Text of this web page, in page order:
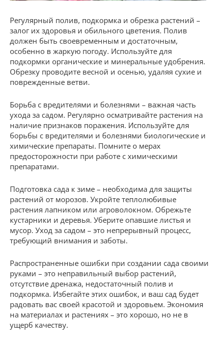
Регулярный полив, подкормка и обрезка растений –
залог их здоровья и обильного цветения. Полив
должен быть своевременным и достаточным,
особенно в жаркую погоду. Используйте для
подкормки органические и минеральные удобрения.
Обрезку проводите весной и осенью, удаляя сухие и
поврежденные ветви.
Борьба с вредителями и болезнями – важная часть
ухода за садом. Регулярно осматривайте растения на
наличие признаков поражения. Используйте для
борьбы с вредителями и болезнями биологические и
химические препараты. Помните о мерах
предосторожности при работе с химическими
препаратами.
Подготовка сада к зиме – необходима для защиты
растений от морозов. Укройте теплолюбивые
растения лапником или агроволокном. Обрежьте
кустарники и деревья. Уберите опавшие листья и
мусор. Уход за садом – это непрерывный процесс,
требующий внимания и заботы.
Распространенные ошибки при создании сада своими
руками – это неправильный выбор растений,
отсутствие дренажа, недостаточный полив и
подкормка. Избегайте этих ошибок, и ваш сад будет
радовать вас своей красотой и здоровьем. Экономия
на материалах и растениях – это хорошо, но не в
ущерб качеству.